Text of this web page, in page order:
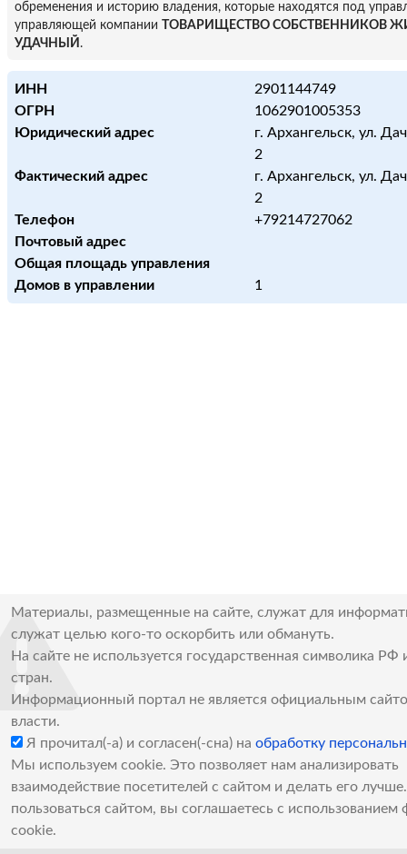
обременения и историю владения, которые находятся под
управляющей компании
ТОВАРИЩЕСТВО СОБСТВЕННИКОВ
УДАЧНЫЙ .
ИНН
2901144749
ОГРН
1062901005353
Юридический адрес
г. Архангельск, ул.
2
Фактический адрес
г. Архангельск, ул.
2
Телефон
+79214727062
Почтовый адрес
Общая площадь управления
Домов в управлении
1
Материалы, размещенные на сайте, служат для
служат целью кого-то оскорбить или обмануть.
На сайте не используется государственная символика РФ
стран.
Информационный портал не является официальным
власти.
Я прочитал(-а) и согласен(-сна) на обработку
Мы используем cookie. Это позволяет нам анализировать
взаимодействие посетителей с сайтом и делать его
пользоваться сайтом, вы соглашаетесь с использованием
cookie.